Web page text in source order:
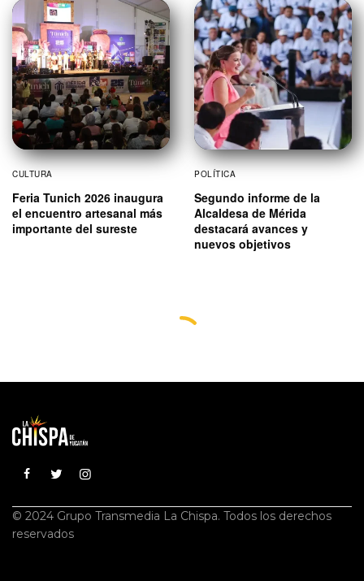
CULTURA
Feria Tunich 2026 inaugura
el encuentro artesanal más
importante del sureste
POLÍTICA
Segundo informe de la
Alcaldesa de Mérida
destacará avances y
nuevos objetivos
© 2024 Grupo Transmedia La Chispa. Todos los derechos
reservados